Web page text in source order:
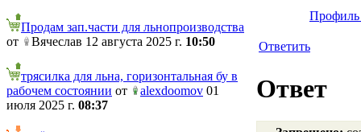
Продам зап.части для льнопроизводства
от
Вячеслав 12 августа 2025 г. 10:50
трясилка для льна, горизонтальная бу в
рабочем состоянии от alexdoomov 01
июля 2025 г. 08:37
Профиль
Ответить
Ответ